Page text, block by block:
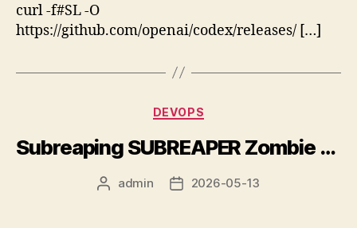
curl -f#SL -O
https://github.com/openai/codex/releases/ […]
分
DEVOPS
Subreaping SUBREAPER Zombie and Orphan
文 admin
发 2026-05-13